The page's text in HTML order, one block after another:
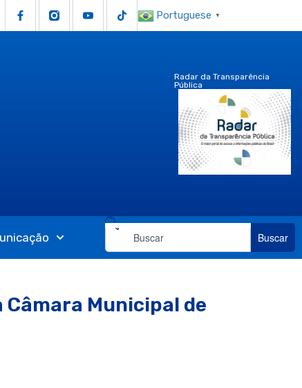
Portuguese ▼
Radar da Transparência
Pública
Buscar
Câmara Municipal de